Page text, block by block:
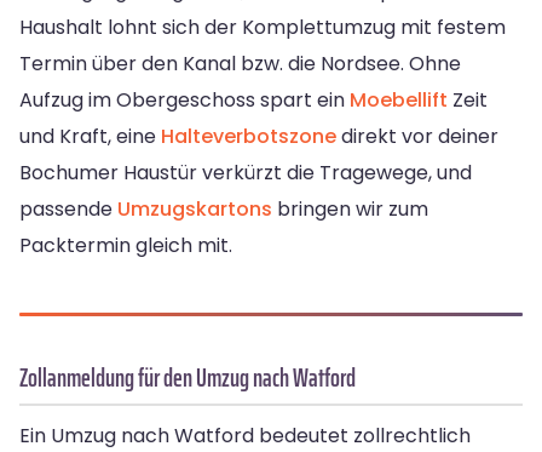
Haushalt lohnt sich der Komplettumzug mit festem
Termin über den Kanal bzw. die Nordsee. Ohne
Aufzug im Obergeschoss spart ein Moebellift Zeit
und Kraft, eine Halteverbotszonedirekt vor deiner
Bochumer Haustür verkürzt die Tragewege, und
passende Umzugskartons bringen wir zum
Packtermin gleich mit.
Zollanmeldung für den Umzug nach Watford
Ein Umzug nach Watford bedeutet zollrechtlich